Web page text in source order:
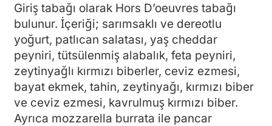
Giriş tabağı olarak Hors D’oeuvres tabağı
bulunur. İçeriği; sarımsaklı ve dereotlu
yoğurt, patlıcan salatası, yaş cheddar
peyniri, tütsülenmiş alabalık, feta peyniri,
zeytinyağlı kırmızı biberler, ceviz ezmesi,
bayat ekmek, tahin, zeytinyağı, kırmızı biber
ve ceviz ezmesi, kavrulmuş kırmızı biber.
Ayrıca mozzarella burrata ile pancar